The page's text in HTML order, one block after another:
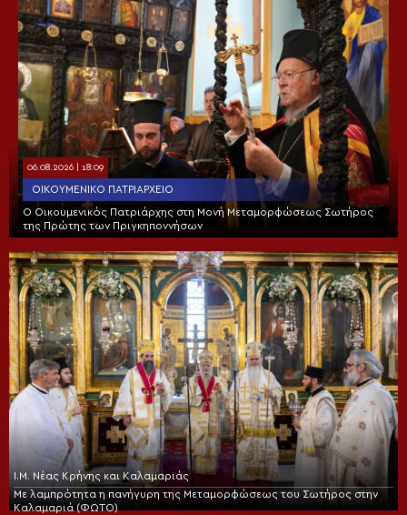
06.08.2026 | 18:09
ΟΙΚΟΥΜΕΝΙΚΌ ΠΑΤΡΙΑΡΧΕΊΟ
Ο Οικουμενικός Πατριάρχης στη Μονή Μεταμορφώσεως Σωτήρος
της Πρώτης των Πριγκηποννήσων
Ι.Μ. Νέας Κρήνης και Καλαμαριάς
Με λαμπρότητα η πανήγυρη της Μεταμορφώσεως του Σωτήρος στην
Καλαμαριά (ΦΩΤΟ)